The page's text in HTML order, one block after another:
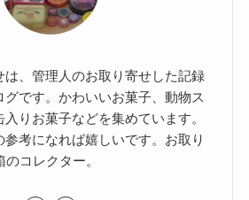
は、管理人のお取り寄せした記録
グです。かわいいお菓子、動物ス
りお菓子などを集めています。
考になれば嬉しいです。お取り
コレクター。